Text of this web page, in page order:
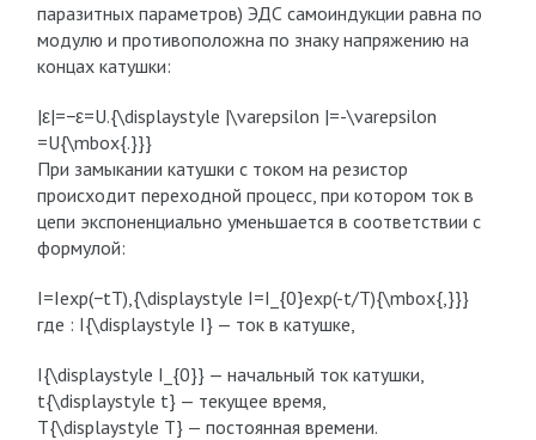
паразитных параметров) ЭДС самоиндукции равна по
модулю и противоположна по знаку напряжению на
концах катушки:
|ε|=−ε=U.{\displaystyle |\varepsilon |=-\varepsilon
=U{\mbox{.}}}
При замыкании катушки с током на резистор
происходит переходной процесс, при котором ток в
цепи экспоненциально уменьшается в соответствии с
формулой:
I=Iexp(−tT),{\displaystyle I=I_{0}exp(-t/T){\mbox{,}}}
где : I{\displaystyle I} — ток в катушке,
I{\displaystyle I_{0}} — начальный ток катушки,
t{\displaystyle t} — текущее время,
T{\displaystyle T} — постоянная времени.